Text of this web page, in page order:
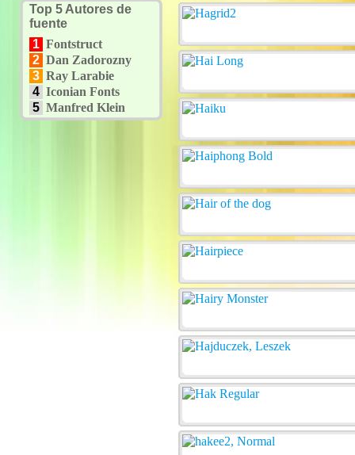
Top 5 Autores de
fuente
1 Fontstruct
2 Dan Zadorozny
3 Ray Larabie
4 Iconian Fonts
5 Manfred Klein